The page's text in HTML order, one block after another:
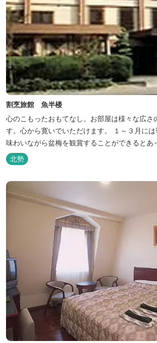
割烹旅館 魚半楼
心のこもったおもてなし。お部屋は様々な広さ
す。心から寛いでいただけます。 １～３月に
味わいながら盆梅を観賞することができるとあ
も人気です。
北勢